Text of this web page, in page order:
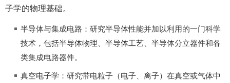
子学的物理基础。
半导体与集成电路：研究半导体性能并加以利用的一门科学
技术，包括半导体物理、半导体工艺、半导体分立器件和各
类集成电路器件。
真空电子学：研究带电粒子（电子、离子）在真空或气体中